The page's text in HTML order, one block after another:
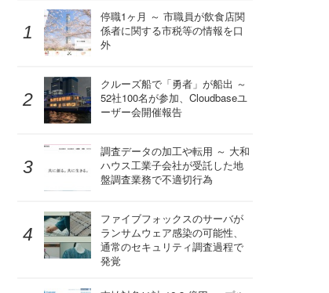
停職1ヶ月 ～ 市職員が飲食店関
係者に関する市税等の情報を口
外
クルーズ船で「勇者」が船出 ～
52社100名が参加、Cloudbaseユ
ーザー会開催報告
調査データの加工や転用 ～ 大和
ハウス工業子会社が受託した地
盤調査業務で不適切行為
ファイブフォックスのサーバが
ランサムウェア感染の可能性、
通常のセキュリティ調査過程で
発覚